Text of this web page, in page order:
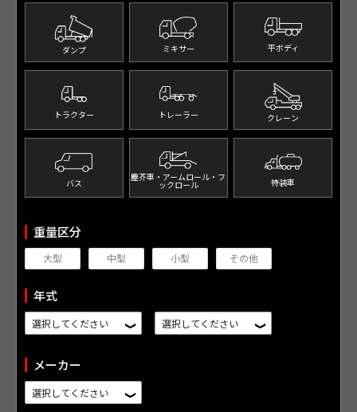
ダンプ ミキサー 平ボディ
トラクター トレーラー クレーン
バス
塵芥車・アームロール・ フ
ックロール 特装車
重量区分
大型 中型 小型 その他
年式
メーカー